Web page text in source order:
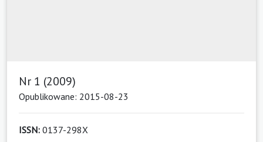
Nr 1 (2009)
Opublikowane: 2015-08-23
ISSN: 0137-298X